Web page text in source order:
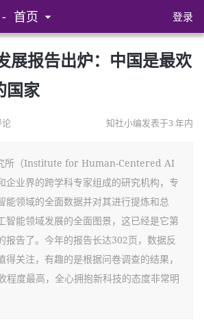
首页 登录
展报告出炉：中国是最欢
国家
论 知社小编发表于3 年内
所（Institute for Human-Centered AI
企业界的跨学科专家组成的研究机构，专
能领域的全面数据并对其进行提炼和总
智能领域发展的全面图景，这已经是它第
报告了。今年的报告长达302页，数据反
得关注，有趣的是根据问卷调查的结果，
程度最高，全心拥抱新科技的态度非常明